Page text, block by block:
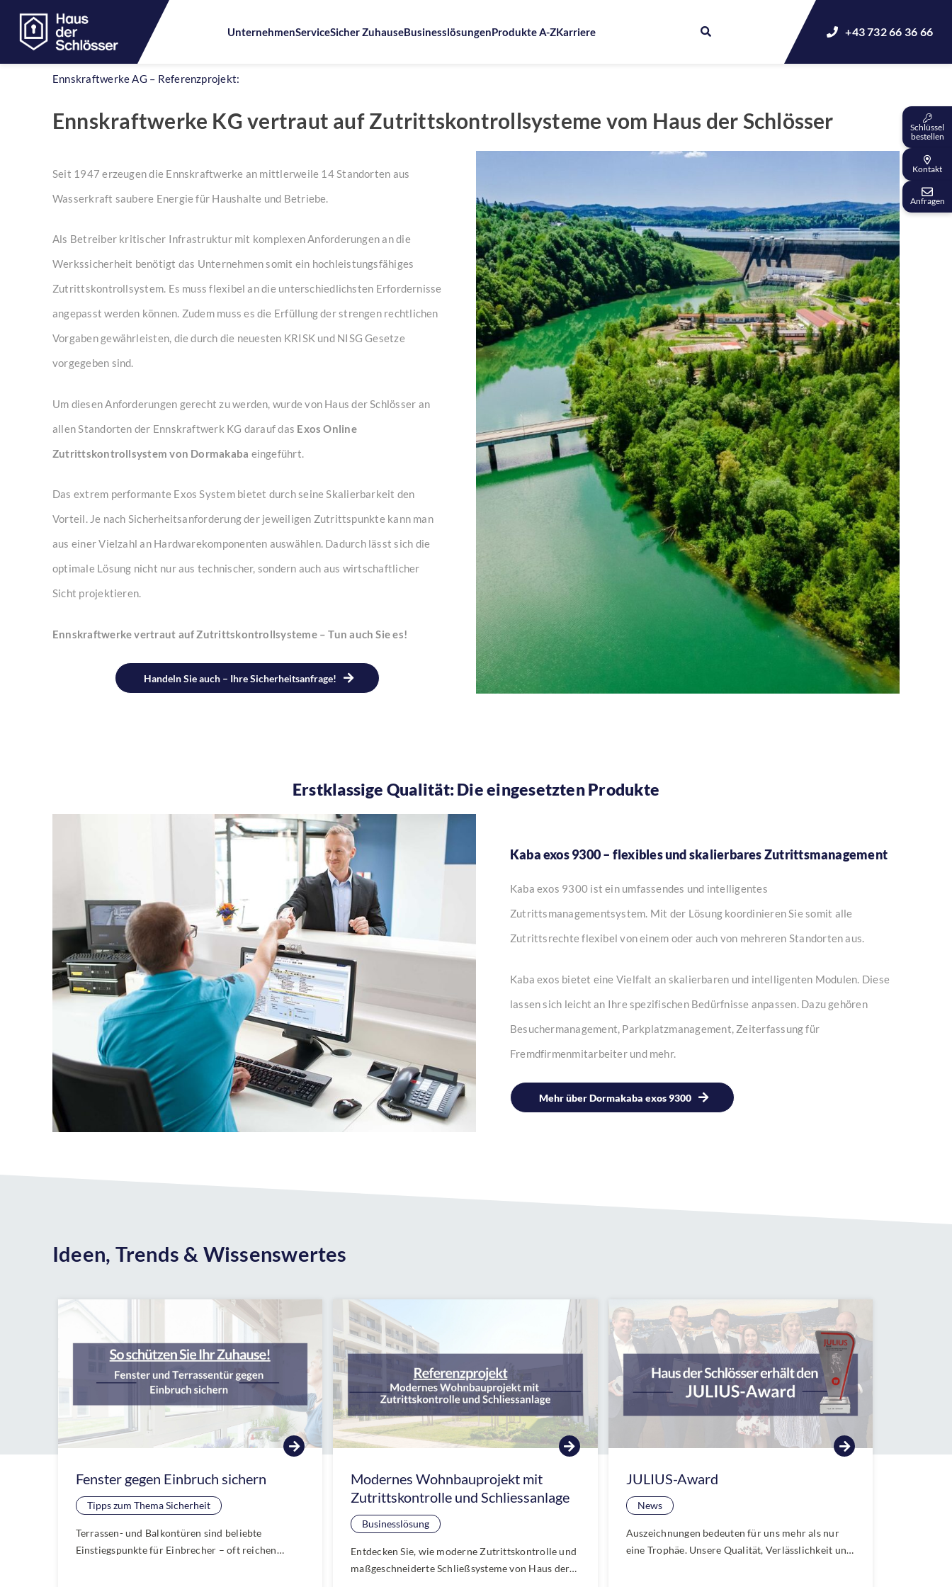
UnternehmenServiceSicher ZuhauseBusinesslösungenProdukte A-ZKarriere +43 732 66 36 66
Ennskraftwerke AG – Referenzprojekt:
Schlüssel
bestellen
Kontakt
Anfragen
Ennskraftwerke KG vertraut auf Zutrittskontrollsysteme vom Haus der Schlösser
Seit 1947 erzeugen die Ennskraftwerke an mittlerweile 14 Standorten aus
Wasserkraft saubere Energie für Haushalte und Betriebe.
Als Betreiber kritischer Infrastruktur mit komplexen Anforderungen an die
Werkssicherheit benötigt das Unternehmen somit ein hochleistungsfähiges
Zutrittskontrollsystem. Es muss flexibel an die unterschiedlichsten Erfordernisse
angepasst werden können. Zudem muss es die Erfüllung der strengen rechtlichen
Vorgaben gewährleisten, die durch die neuesten KRISK und NISG Gesetze
vorgegeben sind.
Um diesen Anforderungen gerecht zu werden, wurde von Haus der Schlösser an
allen Standorten der Ennskraftwerk KG darauf das Exos Online
Zutrittskontrollsystem von Dormakaba eingeführt.
Das extrem performante Exos System bietet durch seine Skalierbarkeit den
Vorteil. Je nach Sicherheitsanforderung der jeweiligen Zutrittspunkte kann man
aus einer Vielzahl an Hardwarekomponenten auswählen. Dadurch lässt sich die
optimale Lösung nicht nur aus technischer, sondern auch aus wirtschaftlicher
Sicht projektieren.
Ennskraftwerke vertraut auf Zutrittskontrollsysteme – Tun auch Sie es!
Handeln Sie auch – Ihre Sicherheitsanfrage!
Erstklassige Qualität: Die eingesetzten Produkte
Kaba exos 9300 – flexibles und skalierbares Zutrittsmanagement
Kaba exos 9300 ist ein umfassendes und intelligentes
Zutrittsmanagementsystem. Mit der Lösung koordinieren Sie somit alle
Zutrittsrechte flexibel von einem oder auch von mehreren Standorten aus.
Kaba exos bietet eine Vielfalt an skalierbaren und intelligenten Modulen. Diese
lassen sich leicht an Ihre spezifischen Bedürfnisse anpassen. Dazu gehören
Besuchermanagement, Parkplatzmanagement, Zeiterfassung für
Fremdfirmenmitarbeiter und mehr.
Mehr über Dormakaba exos 9300
Ideen, Trends & Wissenswertes
Fenster gegen Einbruch sichern
Tipps zum Thema Sicherheit
Terrassen- und Balkontüren sind beliebte
Einstiegspunkte für Einbrecher – oft reichen
Modernes Wohnbauprojekt mit
Zutrittskontrolle und Schliessanlage
Businesslösung
Entdecken Sie, wie moderne Zutrittskontrolle und
maßgeschneiderte Schließsysteme von Haus der
JULIUS-Award
News
Auszeichnungen bedeuten für uns mehr als nur
eine Trophäe. Unsere Qualität, Verlässlichkeit und